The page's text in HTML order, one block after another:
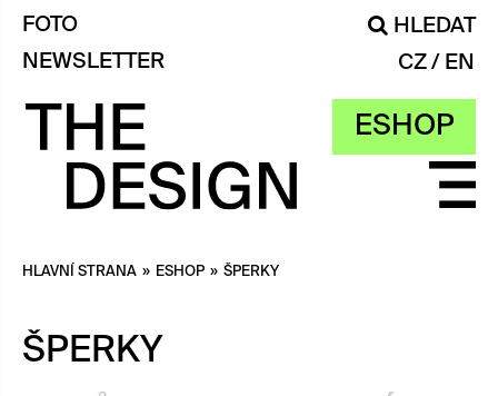
ESHOP
FOTO
HLEDAT
NEWSLETTER
CZ EN
HLAVNÍ STRANA » ESHOP » ŠPERKY
ŠPERKY